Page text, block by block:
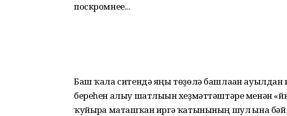
поскромнее...
Баш ҡала ситендә яңы төҙөлә башлаған
береһен алыу шатлығын хеҙмәттәштәре менән
ҡуйырға маташҡан иргә ҡатынының шул ғына